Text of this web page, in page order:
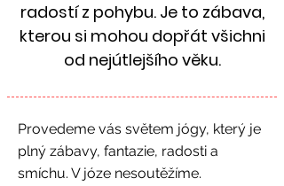
radostí z pohybu. Je to zábava,
kterou si mohou dopřát všichni
od nejútlejšího věku.
Provedeme vás světem jógy, který je
plný zábavy, fantazie, radosti a
smíchu. V józe nesoutěžíme.